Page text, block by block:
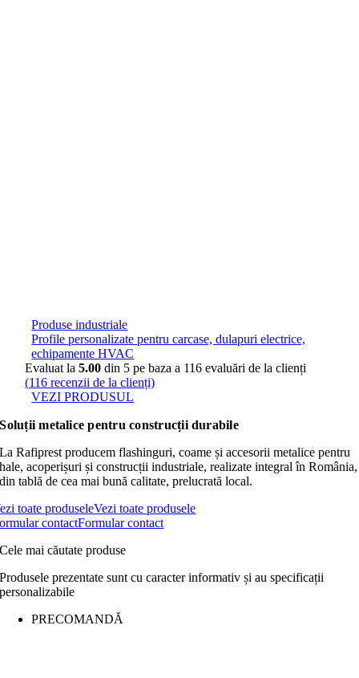
Produse industriale
Profile personalizate pentru carcase, dulapuri electrice,
echipamente HVAC
Evaluat la5.00 din 5 pe baza a 116 evaluări de la clienți
(116 recenzii de la clienți)
VEZI PRODUSUL
Soluții metalice pentru construcții durabile
La Rafiprest producem flashinguri, coame și accesorii metalice pentru
hale, acoperișuri și construcții industriale, realizate integral în România,
din tablă de cea mai bună calitate, prelucrată local.
toate produseleVezi toate produsele
contactFormular contact
Cele mai căutate produse
Produsele prezentate sunt cu caracter informativ și au specificații
personalizabile
PRECOMANDĂ